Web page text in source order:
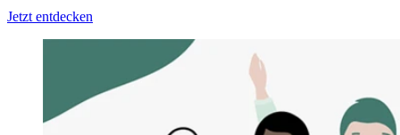
Jetzt entdecken